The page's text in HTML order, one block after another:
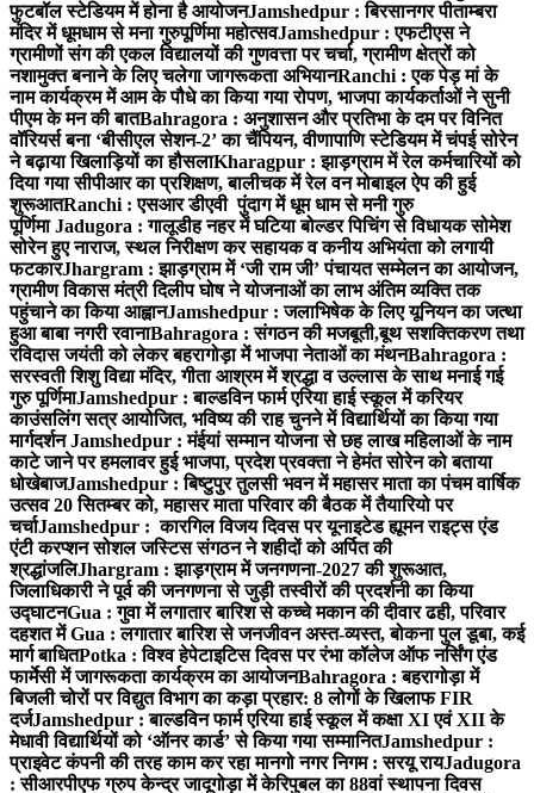
फुटबॉल स्टेडियम में होना है आयोजनJamshedpur : बिरसानगर पीताम्बरा
मंदिर में धूमधाम से मना गुरुपूर्णिमा महोत्सवJamshedpur : एफटीएस ने
ग्रामीणों संग की एकल विद्यालयों की गुणवत्ता पर चर्चा, ग्रामीण क्षेत्रों को
नशामुक्त बनाने के लिए चलेगा जागरूकता अभियानRanchi : एक पेड़ मां के
नाम कार्यक्रम में आम के पौधे का किया गया रोपण, भाजपा कार्यकर्ताओं ने सुनी
पीएम के मन की बातBahragora : अनुशासन और प्रतिभा के दम पर विनित
वॉरियर्स बना ‘बीसीएल सेशन-2’ का चैंपियन, वीणापाणि स्टेडियम में चंपई सोरेन
ने बढ़ाया खिलाड़ियों का हौसलाKharagpur : झाड़ग्राम में रेल कर्मचारियों को
दिया गया सीपीआर का प्रशिक्षण, बालीचक में रेल वन मोबाइल ऐप की हुई
शुरूआतRanchi : एसआर डीएवी पुंदाग में धूम धाम से मनी गुरु
पूर्णिमाJadugora : गालूडीह नहर में घटिया बोल्डर पिचिंग से विधायक सोमेश
सोरेन हुए नाराज, स्थल निरीक्षण कर सहायक व कनीय अभियंता को लगायी
फटकारJhargram : झाड़ग्राम में ‘जी राम जी’ पंचायत सम्मेलन का आयोजन,
ग्रामीण विकास मंत्री दिलीप घोष ने योजनाओं का लाभ अंतिम व्यक्ति तक
पहुंचाने का किया आह्वानJamshedpur : जलाभिषेक के लिए यूनियन का जत्था
हुआ बाबा नगरी रवानाBahragora : संगठन की मजबूती,बूथ सशक्तिकरण तथा
रविदास जयंती को लेकर बहरागोड़ा में भाजपा नेताओं का मंथनBahragora :
सरस्वती शिशु विद्या मंदिर, गीता आश्रम में श्रद्धा व उल्लास के साथ मनाई गई
गुरु पूर्णिमाJamshedpur : बाल्डविन फार्म एरिया हाई स्कूल में करियर
काउंसलिंग सत्र आयोजित, भविष्य की राह चुनने में विद्यार्थियों का किया गया
मार्गदर्शनJamshedpur : मंईयां सम्मान योजना से छह लाख महिलाओं के नाम
काटे जाने पर हमलावर हुई भाजपा, प्रदेश प्रवक्ता ने हेमंत सोरेन को बताया
धोखेबाजJamshedpur : बिष्टुपुर तुलसी भवन में महासर माता का पंचम वार्षिक
उत्सव 20 सितम्बर को, महासर माता परिवार की बैठक में तैयारियो पर
चर्चाJamshedpur : कारगिल विजय दिवस पर यूनाइटेड ह्यूमन राइट्स एंड
एंटी करप्शन सोशल जस्टिस संगठन ने शहीदों को अर्पित की
श्रद्धांजलिJhargram : झाड़ग्राम में जनगणना-2027 की शुरूआत,
जिलाधिकारी ने पूर्व की जनगणना से जुड़ी तस्वीरों की प्रदर्शनी का किया
उद्घाटनGua : गुवा में लगातार बारिश से कच्चे मकान की दीवार ढही, परिवार
दहशत मेंGua : लगातार बारिश से जनजीवन अस्त-व्यस्त, बोकना पुल डूबा, कई
मार्ग बाधितPotka : विश्व हेपेटाइटिस दिवस पर रंभा कॉलेज ऑफ नर्सिंग एंड
फार्मेसी में जागरूकता कार्यक्रम का आयोजनBahragora : बहरागोड़ा में
बिजली चोरों पर विद्युत विभाग का कड़ा प्रहार: 8 लोगों के खिलाफ FIR
दर्जJamshedpur : बाल्डविन फार्म एरिया हाई स्कूल में कक्षा XI एवं XII के
मेधावी विद्यार्थियों को ‘ऑनर कार्ड’ से किया गया सम्मानितJamshedpur :
प्राइवेट कंपनी की तरह काम कर रहा मानगो नगर निगम : सरयू रायJadugora
: सीआरपीएफ ग्रुप केन्द्र जादूगोड़ा में केरिपुबल का 88वां स्थापना दिवस